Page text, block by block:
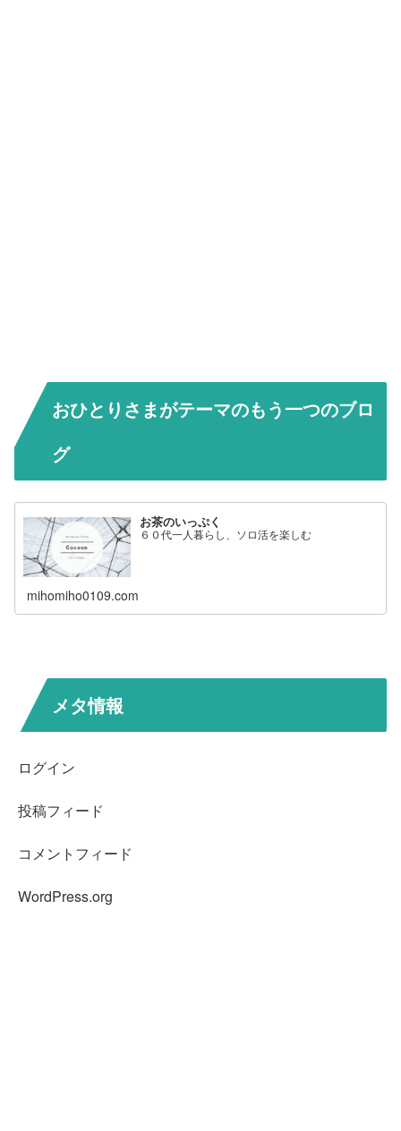
おひとりさまがテーマのもう一つのブロ
グ
お茶のいっぷく
６０代一人暮らし、ソロ活を楽しむ
mihomiho0109.com
メタ情報
ログイン
投稿フィード
コメントフィード
WordPress.org